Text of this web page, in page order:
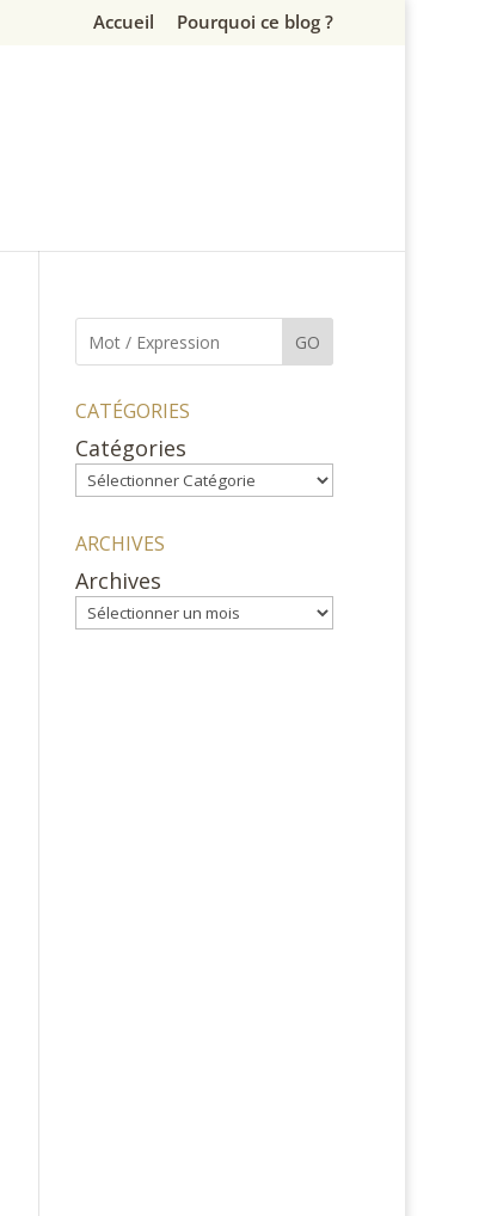
Accueil Pourquoi ce blog ?
GO
CATÉGORIES
Catégories
ARCHIVES
Archives